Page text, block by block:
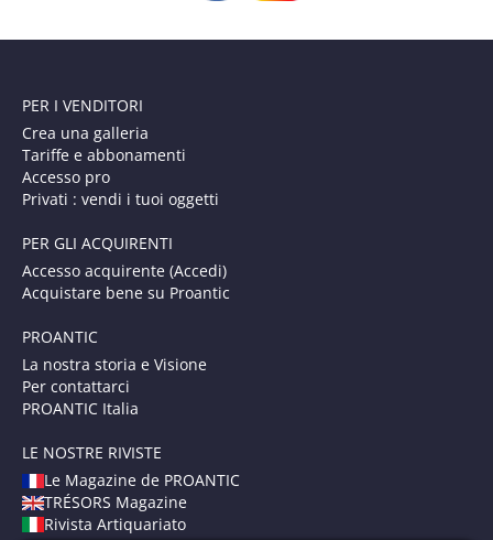
PER I VENDITORI
Crea una galleria
Tariffe e abbonamenti
Accesso pro
Privati : vendi i tuoi oggetti
PER GLI ACQUIRENTI
Accesso acquirente (Accedi)
Acquistare bene su Proantic
PROANTIC
La nostra storia e Visione
Per contattarci
PROANTIC Italia
LE NOSTRE RIVISTE
Le Magazine de PROANTIC
TRÉSORS Magazine
Rivista Artiquariato